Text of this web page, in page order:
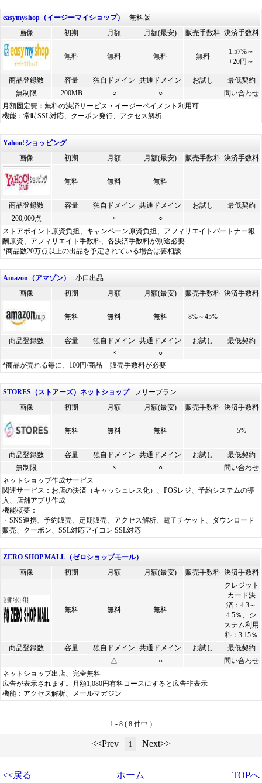
easymyshop（イージーマイショップ）
無料版
画像
初期 月額 月額(最安) 販売手数料 決済手数料
無料 無料 無料 無料
1.57%～
+20円～
商品登録数 容量 独自ドメイン 共通ドメイン お試し
最低契約
無制限
200MB ○ ○
問い合わせ
月額固定費：無料の決済サービス・イージーペイメント利用可
機能：常時SSL対応、クーポン発行、アクセス解析
Yahoo!ショッピング
画像
初期 月額 月額(最安) 販売手数料 決済手数料
無料 無料 無料
商品登録数 容量 独自ドメイン 共通ドメイン お試し
最低契約
200,000点
×
○
ストアポイント原資負担、キャンペーン原資負担、アフィリエイトパートナー報
酬原資、アフィリエイト手数料、各決済手数料が別途必要
*商品数20万点以上の出品を予定されている場合は要相談
Amazon（アマゾン）
小口出品
画像
初期 月額 月額(最安) 販売手数料 決済手数料
無料 無料 無料 8%～45%
商品登録数 容量 独自ドメイン 共通ドメイン お試し
最低契約
×
○
*商品が売れる毎に、100円/商品 + 販売手数料が必要
STORES（ストアーズ）ネットショップフリープラン
画像
初期 月額 月額(最安) 販売手数料 決済手数料
無料 無料 無料 5%
商品登録数 容量 独自ドメイン 共通ドメイン お試し
最低契約
無制限
× ○
問い合わせ
ネットショップ作成サービス
関連サービス：お店の決済（キャッシュレス化）、POSレジ、予約システムの導
入、店舗アプリ作成
機能概要：
・SNS連携、予約販売、定期販売、アクセス解析、電子チケット、ダウンロード
販売、クーポン、SSL対応アイコン SSL対応
ZERO SHOP MALL（ゼロショップモール）
画像
初期 月額 月額(最安) 販売手数料 決済手数料
無料 無料 無料
クレジット
カード決
済：4.3～
4.5％、シ
ステム利用
料：3.15％
商品登録数
容量 独自ドメイン 共通ドメイン お試し
最低契約
△
○
問い合わせ
ネットショップ出店、完全無料
広告が表示されます。月額1,080円有料コースにすると広告非表示
機能：アクセス解析、メールマガジン
1 - 8 ( 8 件中 )
<<Prev 1 Next>>
<<戻る ホーム TOPへ